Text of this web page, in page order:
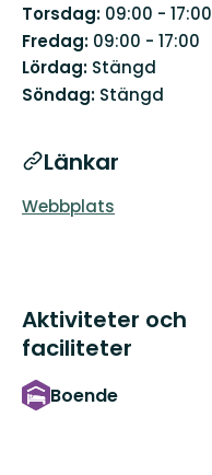
Torsdag: 09:00 - 17:00
Fredag: 09:00 - 17:00
Lördag: Stängd
Söndag: Stängd
Länkar
Webbplats
Aktiviteter och
faciliteter
Boende